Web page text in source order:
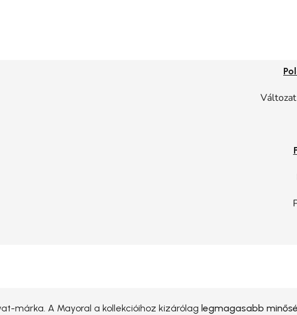
márka. A Mayoral a kollekcióihoz kizárólag legmagasabb